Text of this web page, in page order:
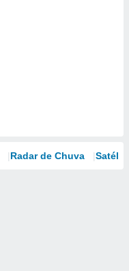
Radar de Chuva